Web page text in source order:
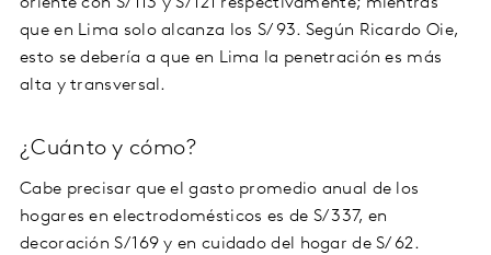
que en Lima solo alcanza los S/ 93. Según Ricardo Oie,
esto se debería a que en Lima la penetración es más
alta y transversal.
¿Cuánto y cómo?
Cabe precisar que el gasto promedio anual de los
hogares en electrodomésticos es de S/ 337, en
decoración S/ 169 y en cuidado del hogar de S/ 62.